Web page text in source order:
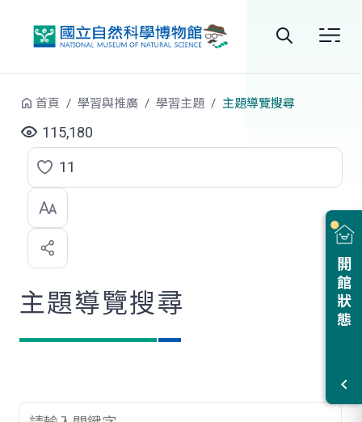
站
尋
開館狀態
首頁 學習與推廣 學習主題 主題導覽搜尋
115,180
點
選
喜
歡
11
主題導覽搜尋
查詢關鍵字